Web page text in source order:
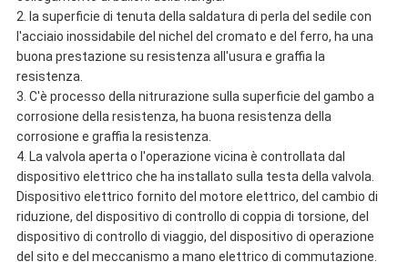
2. la superficie di tenuta della saldatura di perla del sedile con
l'acciaio inossidabile del nichel del cromato e del ferro, ha una
buona prestazione su resistenza all'usura e graffia la
resistenza.
3. C'è processo della nitrurazione sulla superficie del gambo a
corrosione della resistenza, ha buona resistenza della
corrosione e graffia la resistenza.
4. La valvola aperta o l'operazione vicina è controllata dal
dispositivo elettrico che ha installato sulla testa della valvola.
Dispositivo elettrico fornito del motore elettrico, del cambio di
riduzione, del dispositivo di controllo di coppia di torsione, del
dispositivo di controllo di viaggio, del dispositivo di operazione
del sito e del meccanismo a mano elettrico di commutazione.